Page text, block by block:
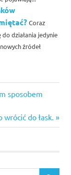
Coraz
działania jedynie
źródeł
sposobem
do łask.